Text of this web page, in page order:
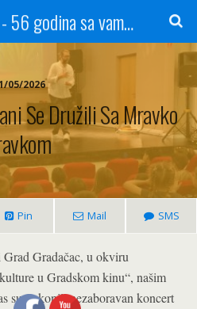
Radio Gradačac - 56 godina sa vama...
05/2026
Se Družili Sa Mravko
Pin Mail SMS
Gradačac, u okviru
u Gradskom kinu“, našim
su pokonili nezaboravan koncert